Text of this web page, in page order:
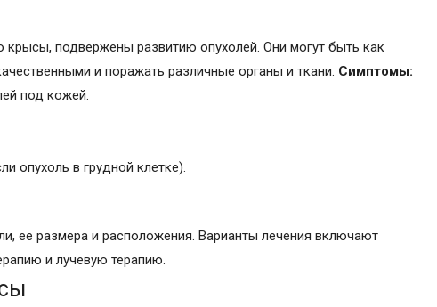
подвержены развитию опухолей. Они могут быть как
и поражать различные органы и ткани. Симптомы:
под кожей.
опухоль в грудной клетке).
ее размера и расположения. Варианты лечения включают
и лучевую терапию.